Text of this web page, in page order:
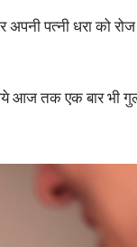
अपनी पत्नी धरा को
आज तक एक बार भी